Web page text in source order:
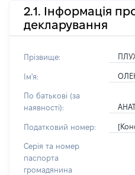
2.1. Інформація
декларування
Прізвище:
Ім'я:
По батькові (за
наявності):
Податковий номер:
Серія та номер
паспорта
громадянина